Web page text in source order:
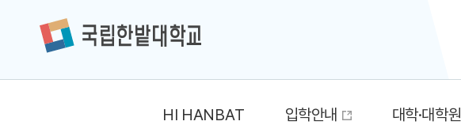
HI HANBAT 입학안내 대학·대학원